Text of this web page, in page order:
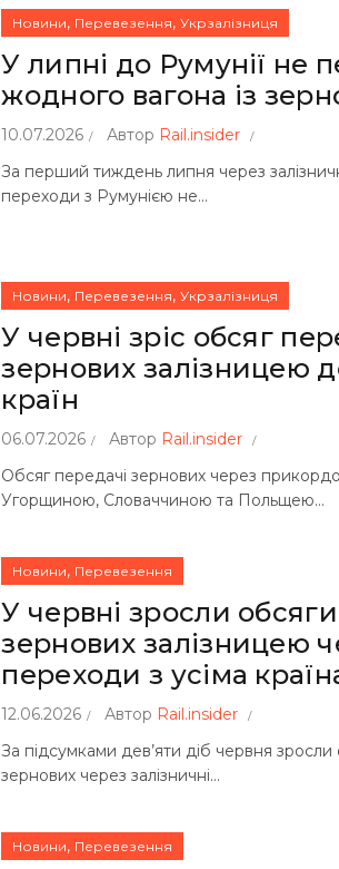
Новини, Перевезення,Укрзалізниця
У липні до Румунії не
жодного вагона із
10.07.2026 Автор Rail.insider
За перший тиждень липня через
переходи з Румунією не...
Новини, Перевезення,Укрзалізниця
У червні зріс обсяг
зернових залізницею
країн
06.07.2026 Автор Rail.insider
Обсяг передачі зернових через
Угорщиною, Словаччиною та Польщею...
Новини, Перевезення
У червні зросли
зернових залізницею
переходи з усіма
12.06.2026 Автор Rail.insider
За підсумками дев’яти діб червня зросли
зернових через залізничні...
Новини, Перевезення